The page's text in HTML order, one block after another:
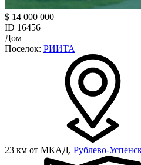
$ 14 000 000
ID 16456
Дом
Поселок: РИИТА
23 км от МКАД, Рублево-